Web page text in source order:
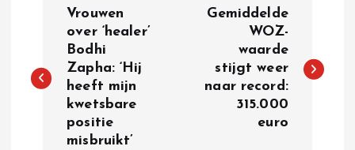
s
Vrouwen
over ‘healer’
Bodhi
Zapha: ‘Hij
heeft mijn
kwetsbare
positie
misbruikt’
Gemiddelde
WOZ-
waarde
stijgt weer
naar record:
315.000
euro